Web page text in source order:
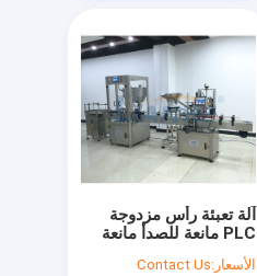
آلة تعبئة رأس مزدوجة
PLC مانعة للصدأ مانعة
للتسرب بمضخة مؤازرة
الأسعار:Contact Us